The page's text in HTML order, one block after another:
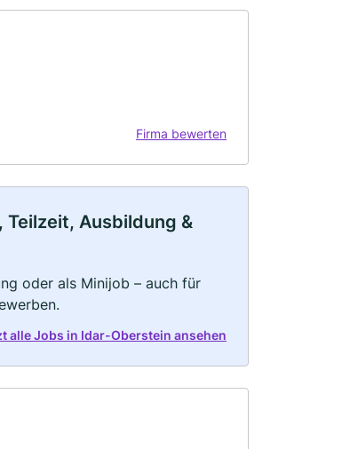
Firma bewerten
Ausbildung &
oder als Minijob – auch für
alle Jobs in Idar-Oberstein ansehen